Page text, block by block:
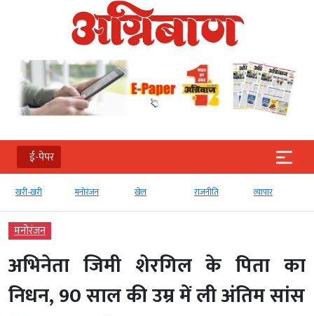
ई-पेपर
खरी-खरी मनोरंजन खेल राजनीति व्‍यापार
मनोरंजन
अभिनेता जिमी शेरगिल के पिता का
निधन, 90 साल की उम्र में ली अंतिम सांस